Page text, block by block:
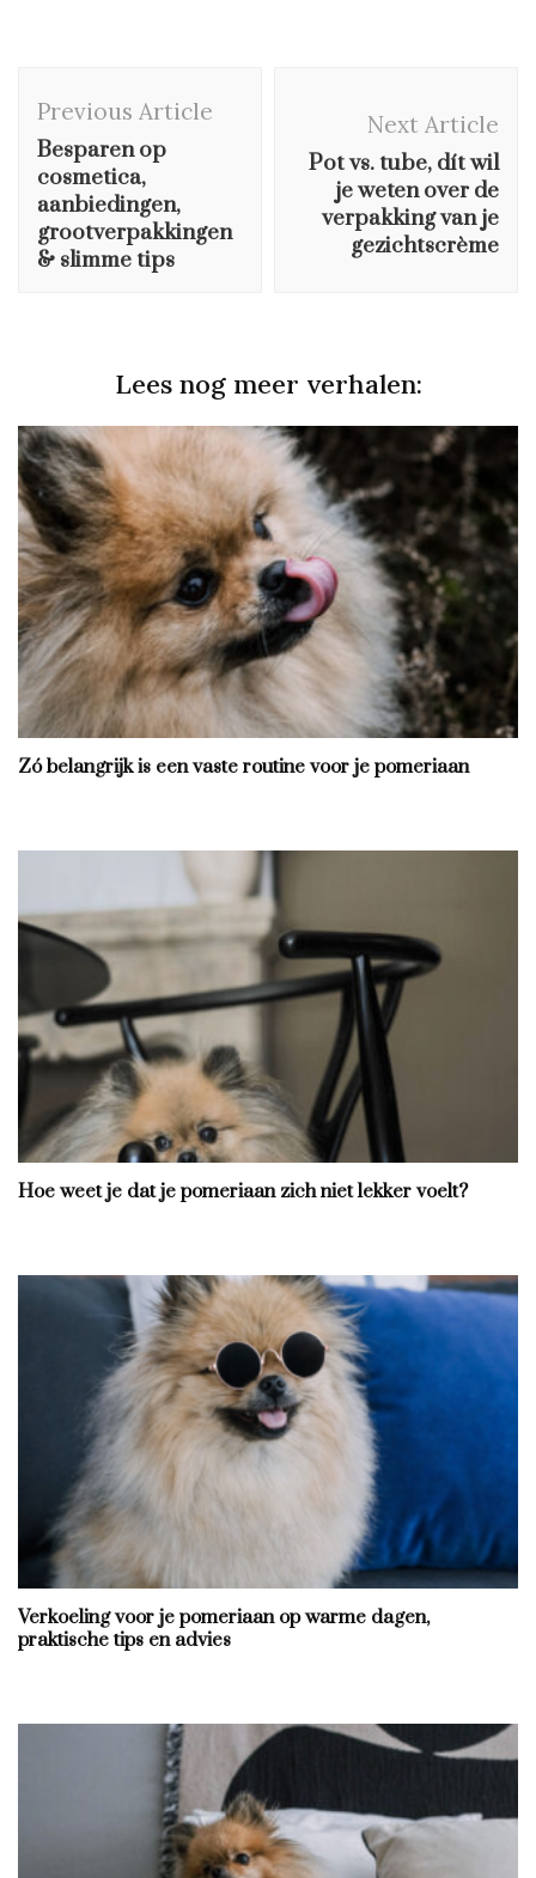
Navigation
Previous Article
Besparen op
cosmetica,
aanbiedingen,
grootverpakkingen
& slimme tips
Next Article
Pot vs. tube, dít wil
je weten over de
verpakking van je
gezichtscrème
Lees nog meer verhalen:
Zó belangrijk is een vaste routine voor je pomeriaan
Hoe weet je dat je pomeriaan zich niet lekker voelt?
Verkoeling voor je pomeriaan op warme dagen,
praktische tips en advies